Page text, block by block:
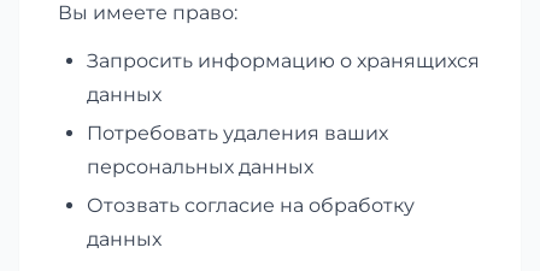
Вы имеете право:
Запросить информацию о хранящихся
данных
Потребовать удаления ваших
персональных данных
Отозвать согласие на обработку
данных